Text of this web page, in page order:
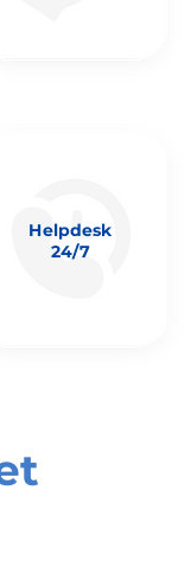
Helpdesk
24/7